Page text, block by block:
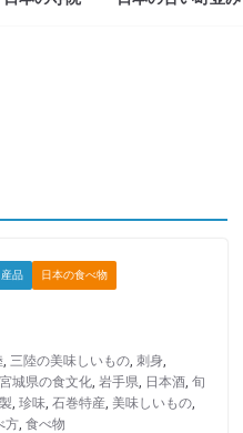
品 日本の食べ物
, 三陸の美味しいもの, 刺身,
宮城県の食文化, 岩手県, 日本酒, 旬
, 珍味, 石巻特産, 美味しいもの,
方, 食べ物